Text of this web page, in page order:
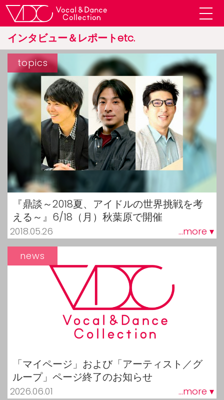
インタビュー＆レポートetc.
『鼎談～2018夏、アイドルの世界挑戦を考
える～』6/18（月）秋葉原で開催
2018.05.26 ...more ▾
topics
「マイページ」および「アーティスト／グ
ループ」ページ終了のお知らせ
2026.06.01 ...more ▾
news